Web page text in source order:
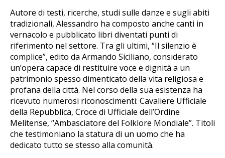
Autore di testi, ricerche, studi sulle danze e sugli abiti
tradizionali, Alessandro ha composto anche canti in
vernacolo e pubblicato libri diventati punti di
riferimento nel settore. Tra gli ultimi, “Il silenzio è
complice”, edito da Armando Siciliano, considerato
un’opera capace di restituire voce e dignità a un
patrimonio spesso dimenticato della vita religiosa e
profana della città. Nel corso della sua esistenza ha
ricevuto numerosi riconoscimenti: Cavaliere Ufficiale
della Repubblica, Croce di Ufficiale dell’Ordine
Melitense, “Ambasciatore del Folklore Mondiale”. Titoli
che testimoniano la statura di un uomo che ha
dedicato tutto se stesso alla comunità.